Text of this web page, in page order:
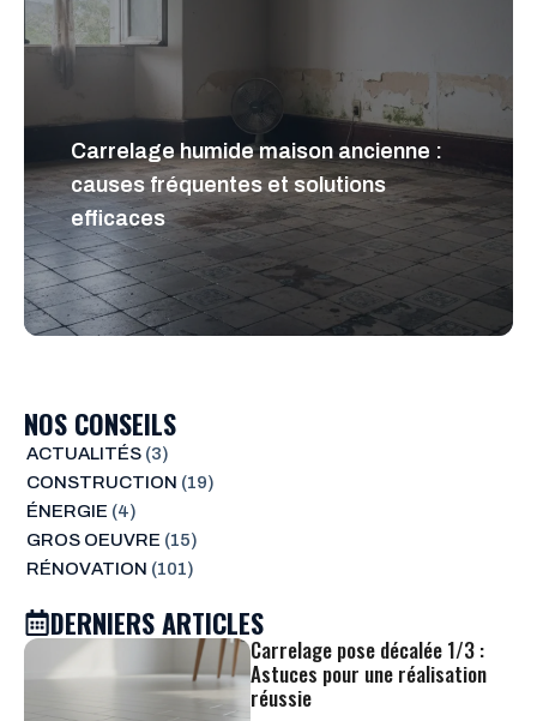
Carrelage humide maison ancienne :
causes fréquentes et solutions
efficaces
NOS CONSEILS
ACTUALITÉS(3)
CONSTRUCTION (19)
ÉNERGIE (4)
GROS OEUVRE (15)
RÉNOVATION (101)
DERNIERS ARTICLES
Carrelage pose décalée 1/3 :
Astuces pour une réalisation
réussie